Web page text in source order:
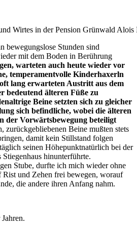
Wirtes in der Pension Grünwald Alois
bewegungslose Stunden sind
mit dem Boden in Berührung
warteten auch heute wieder vor
temperamentvolle Kinderhaxerln
lang erwarteten Austritt aus dem
bedeutend älteren Füße zu
Beine setzten sich zu gleicher
sich befindliche, wobei die älteren
der Vorwärtsbewegung beteiligt
zurückgebliebenen Beine mußten stets
damit kein Stillstand folgen
seinen Höhepunktnatürlich bei der
hinunterführte.
Stube, durfte ich mich wieder ohne
und Zehen frei bewegen, worauf
die andere ihren Anfang nahm.